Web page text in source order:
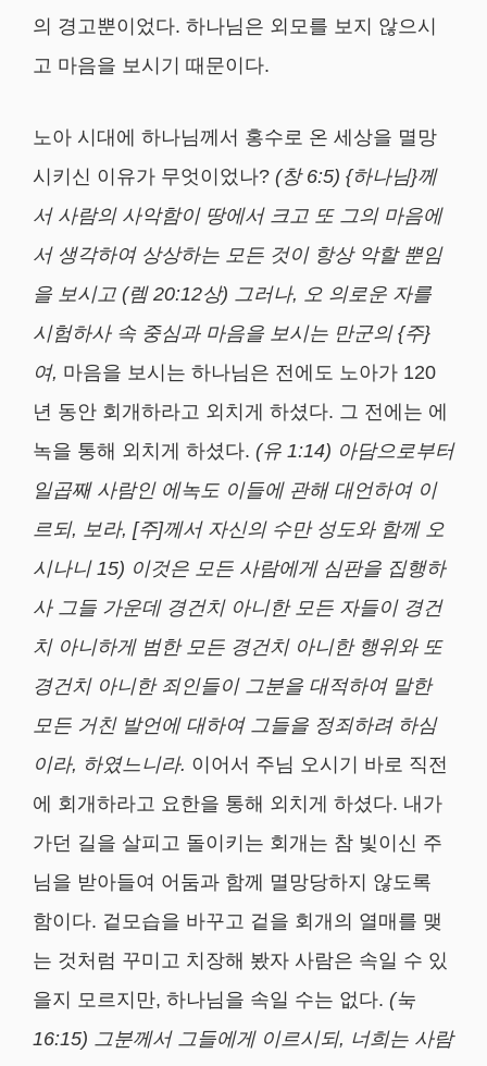
의 경고뿐이었다. 하나님은 외모를 보지 않으시
고 마음을 보시기 때문이다.
노아 시대에 하나님께서 홍수로 온 세상을 멸망
시키신 이유가 무엇이었나? (창 6:5) {하나님}께
서 사람의 사악함이 땅에서 크고 또 그의 마음에
서 생각하여 상상하는 모든 것이 항상 악할 뿐임
을 보시고 (렘 20:12상) 그러나, 오 의로운 자를
시험하사 속 중심과 마음을 보시는 만군의 {주}
여, 마음을 보시는 하나님은 전에도 노아가 120
년 동안 회개하라고 외치게 하셨다. 그 전에는 에
녹을 통해 외치게 하셨다. (유 1:14) 아담으로부터
일곱째 사람인 에녹도 이들에 관해 대언하여 이
르되, 보라, [주]께서 자신의 수만 성도와 함께 오
시나니 15) 이것은 모든 사람에게 심판을 집행하
사 그들 가운데 경건치 아니한 모든 자들이 경건
치 아니하게 범한 모든 경건치 아니한 행위와 또
경건치 아니한 죄인들이 그분을 대적하여 말한
모든 거친 발언에 대하여 그들을 정죄하려 하심
이라, 하였느니라. 이어서 주님 오시기 바로 직전
에 회개하라고 요한을 통해 외치게 하셨다. 내가
가던 길을 살피고 돌이키는 회개는 참 빛이신 주
님을 받아들여 어둠과 함께 멸망당하지 않도록
함이다. 겉모습을 바꾸고 겉을 회개의 열매를 맺
는 것처럼 꾸미고 치장해 봤자 사람은 속일 수 있
을지 모르지만, 하나님을 속일 수는 없다. (눅
16:15) 그분께서 그들에게 이르시되, 너희는 사람